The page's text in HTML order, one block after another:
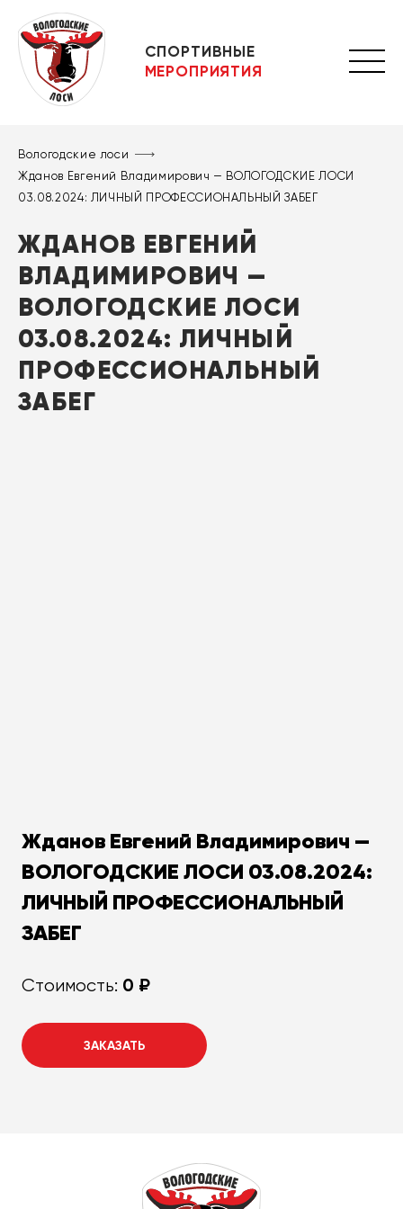
СПОРТИВНЫЕ
МЕРОПРИЯТИЯ
Вологодские лоси
Жданов Евгений Владимирович — ВОЛОГОДСКИЕ ЛОСИ
03.08.2024: ЛИЧНЫЙ ПРОФЕССИОНАЛЬНЫЙ ЗАБЕГ
ЖДАНОВ ЕВГЕНИЙ
ВЛАДИМИРОВИЧ —
ВОЛОГОДСКИЕ ЛОСИ
03.08.2024: ЛИЧНЫЙ
ПРОФЕССИОНАЛЬНЫЙ
ЗАБЕГ
Жданов Евгений Владимирович —
ВОЛОГОДСКИЕ ЛОСИ 03.08.2024:
ЛИЧНЫЙ ПРОФЕССИОНАЛЬНЫЙ
ЗАБЕГ
Стоимость: 0 ₽
ЗАКАЗАТЬ